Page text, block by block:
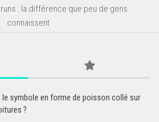
: la différence que peu de gens
connaissent
le symbole en forme de poisson collé sur
?